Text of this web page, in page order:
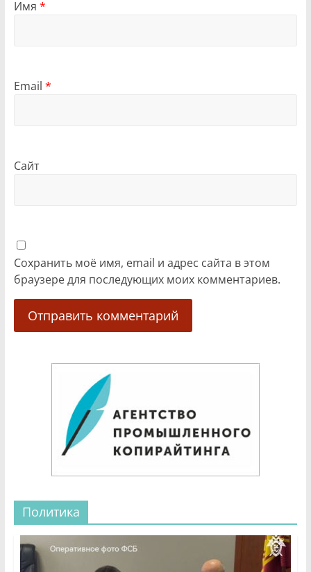
Имя *
Email *
Сайт
Сохранить моё имя, email и адрес сайта в этом
браузере для последующих моих комментариев.
Политика